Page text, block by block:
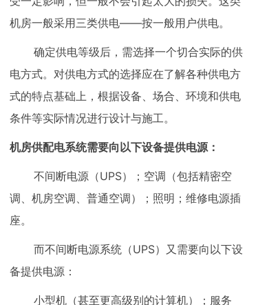
机房一般采用三类供电——按一般用户供电。
确定供电等级后，需选择一个切合实际的供
电方式。对供电方式的选择应在了解各种供电方
式的特点基础上，根据设备、场合、环境和供电
条件等实际情况进行设计与施工。
机房供配电系统需要向以下设备提供电源：
不间断电源（UPS）；空调（包括精密空
调、机房空调、普通空调）；照明；维修电源插
座。
而不间断电源系统（UPS）又需要向以下设
备提供电源：
小型机（甚至更高级别的计算机）；服务